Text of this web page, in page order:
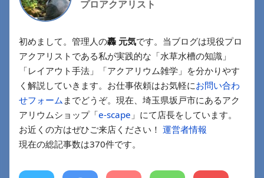
プロアクアリスト
初めまして。管理人の轟 元気です。当ブログは現役プロ
アクアリストである私が実践的な「水草水槽の知識」
「レイアウト手法」「アクアリウム雑学」を分かりやす
く解説していきます。お仕事依頼はお気軽にお問い合わ
せフォーム までどうぞ。現在、埼玉県坂戸市にあるアク
アリウムショップ「e-scape 」にて店長をしています。
お近くの方はぜひご来店ください！ 運営者情報
現在の総記事数は370件です。